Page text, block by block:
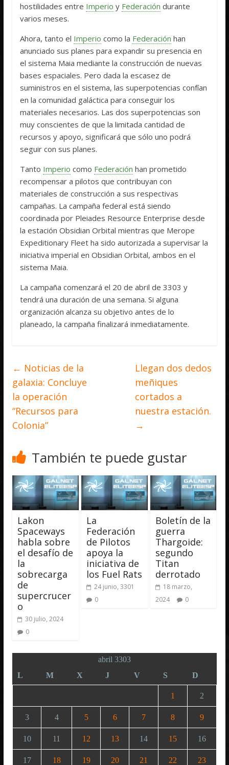
hostilidades entre Imperio y Federación durante
varios meses.
Ahora, tanto el Imperio como la Federación han
anunciado sus planes para expandir su presencia en
el sistema Maia mediante la construcción de nuevas
bases espaciales. Pero dada la escasez de
suministros en el sistema, las superpotencias confían
en la comunidad galáctica para conseguir los
materiales necesarios. Las dos superpotencias son
muy conscientes de que la limitada cantidad de
recursos y apoyo, significará que sólo uno podrá
seguir con sus planes.
Tanto Imperio como Federación han prometido
recompensar a pilotos que contribuyan con
materiales de construcción a sus respectivas
campañas. La campaña federal está siendo
coordinada por Pleiades Resource Enterprise desde
la estación Obsidian Orbital mientras que Merope
Expeditionary Fleet ha sido autorizada a supervisar la
iniciativa imperial en Obsidian Orbital, ambos en el
sistema Maia.
La campaña comenzará el 20 de abril de 3303 y
tendrá una duración de una semana. Si alguna
organización alcanza su objetivo antes de lo
planeado, la campaña finalizará inmediatamente.
← Noticias de la
galaxia: Concluye
la operación
“Recursos para
Colonia”
Llegan dos dedos
meñiques
cortados a
nuestra estación.
→
También te puede gustar
Lakon
Spaceways
habla sobre
el desafío de
la
sobrecarga
de
supercrucer
o
30 julio, 2024
0
La
Federación
de Pilotos
apoya la
iniciativa de
los Fuel Rats
24 junio, 3301
0
Boletín de la
guerra
Thargoide:
segundo
Titan
derrotado
18 marzo,
2024
0
abril 3303
L
M X J V S D
1 2
3 4 5 6 7 8 9
10 11 12 13 14 15 16
17 18 19 20 21 22 23